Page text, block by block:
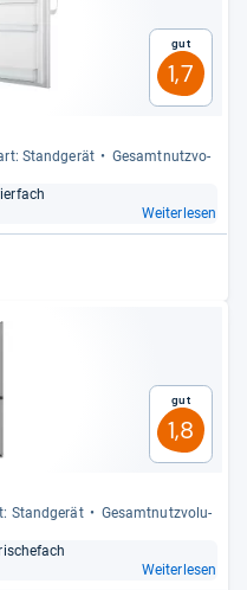
Gut
1,7
Stand­ge­rät
Gesamt­nutz­vo­
Weiterlesen
Gut
1,8
Stand­ge­rät
Gesamt­nutz­vo­lu­
Weiterlesen